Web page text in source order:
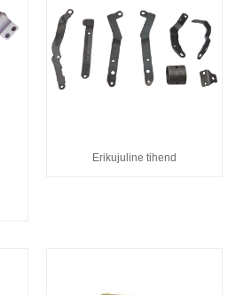
Erikujuline tihend